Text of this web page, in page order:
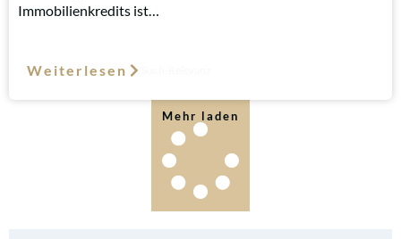
Immobilienkredits ist…
Weiterlesen
Mehr laden